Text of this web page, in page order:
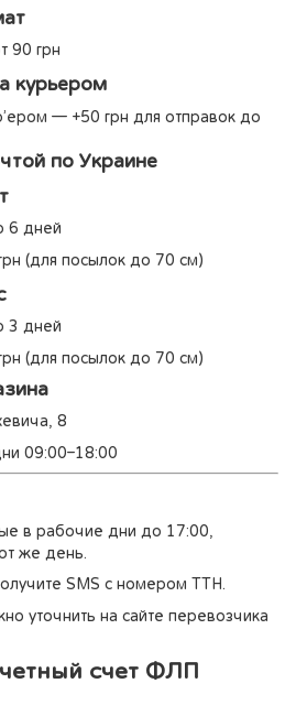
90 грн
курьером
— +50 грн для отправок до
по Украине
6 дней
(для посылок до 70 см)
3 дней
(для посылок до 70 см)
8
09:00–18:00
в рабочие дни до 17:00,
же день.
SMS с номером ТТН.
уточнить на сайте перевозчика
счет ФЛП